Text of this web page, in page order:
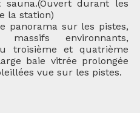
durant les
la station)
panorama sur les pistes,
environnants,
troisième et quatrième
baie vitrée prolongée
vue sur les pistes.